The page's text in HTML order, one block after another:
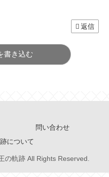
返信
書き込む
問い合わせ
について
軌跡 All Rights Reserved.